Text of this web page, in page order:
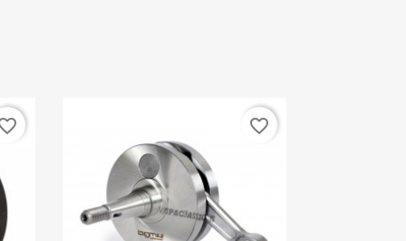
favorite_border